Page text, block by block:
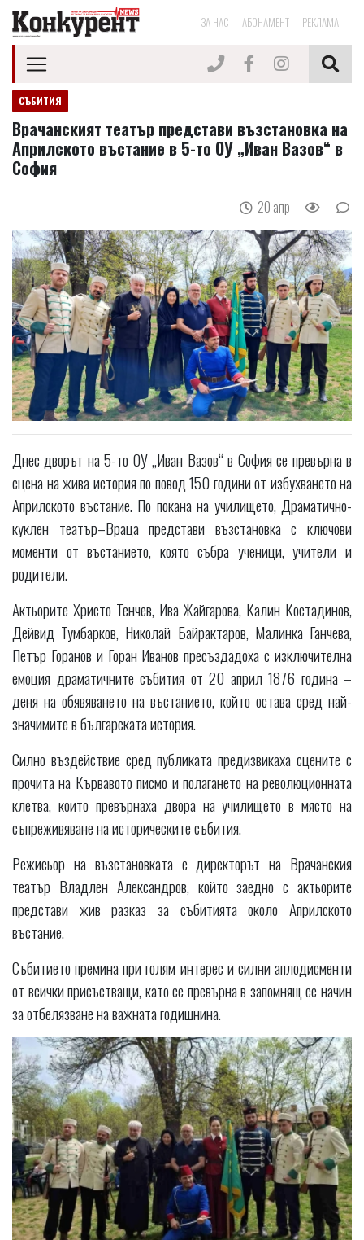
ЗА НАС АБОНАМЕНТ РЕКЛАМА
СЪБИТИЯ
Врачанският театър представи възстановка на
Априлското въстание в 5-то ОУ „Иван Вазов“ в
София
20 апр
Днес дворът на 5-то ОУ „Иван Вазов“ в София се превърна в
сцена на жива история по повод 150 години от избухването на
Априлското въстание. По покана на училището, Драматично-
куклен театър–Враца представи възстановка с ключови
моменти от въстанието, която събра ученици, учители и
родители.
Актьорите Христо Тенчев, Ива Жайгарова, Калин Костадинов,
Дейвид Тумбарков, Николай Байрактаров, Малинка Ганчева,
Петър Горанов и Горан Иванов пресъздадоха с изключителна
емоция драматичните събития от 20 април 1876 година –
деня на обявяването на въстанието, който остава сред най-
значимите в българската история.
Силно въздействие сред публиката предизвикаха сцените с
прочита на Кървавото писмо и полагането на революционната
клетва, които превърнаха двора на училището в място на
съпреживяване на историческите събития.
Режисьор на възстановката е директорът на Врачанския
театър Владлен Александров, който заедно с актьорите
представи жив разказ за събитията около Априлското
въстание.
Събитието премина при голям интерес и силни аплодисменти
от всички присъстващи, като се превърна в запомнящ се начин
за отбелязване на важната годишнина.